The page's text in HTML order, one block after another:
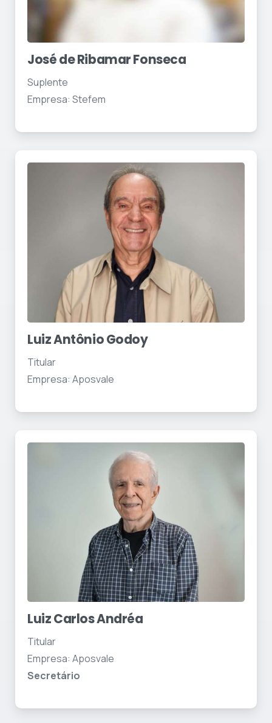
José de Ribamar Fonseca
Suplente
Empresa: Stefem
Luiz Antônio Godoy
Titular
Empresa: Aposvale
Luiz Carlos Andréa
Titular
Empresa: Aposvale
Secretário